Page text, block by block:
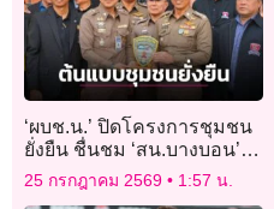
‘ผบช.น.’ ปิดโครงการชุมชน
ยั่งยืน ชื่นชม ‘สน.บางบอน’
ต้นแบบชุมชนปลอดยาเสพติด
25 กรกฎาคม 2569 1:57 น.